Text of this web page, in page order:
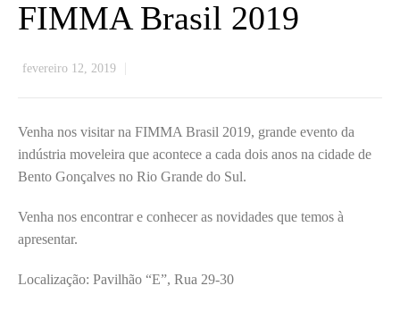
FIMMA Brasil 2019
fevereiro 12, 2019
Venha nos visitar na FIMMA Brasil 2019, grande evento da
indústria moveleira que acontece a cada dois anos na cidade de
Bento Gonçalves no Rio Grande do Sul.
Venha nos encontrar e conhecer as novidades que temos à
apresentar.
Localização: Pavilhão “E”, Rua 29-30